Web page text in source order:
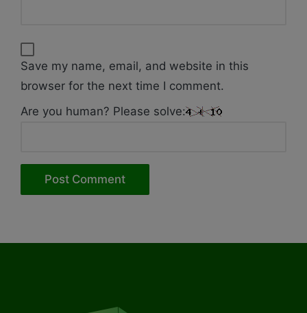
Save my name, email, and website in this
browser for the next time I comment.
Are you human? Please solve: